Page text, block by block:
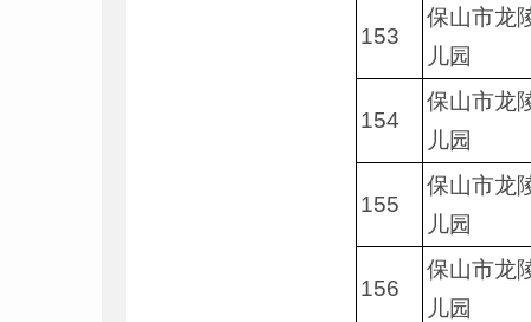
153
保山市龙
儿园
154
保山市龙
儿园
155
保山市龙
儿园
156
保山市龙
儿园